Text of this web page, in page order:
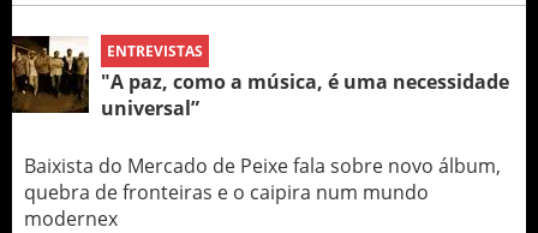
ENTREVISTAS
"A paz, como a música, é uma necessidade
universal”
Baixista do Mercado de Peixe fala sobre novo álbum,
quebra de fronteiras e o caipira num mundo
modernex